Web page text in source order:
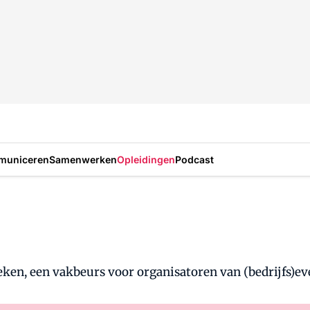
SamenwerkenOpleidingenPodcast
een vakbeurs voor organisatoren van